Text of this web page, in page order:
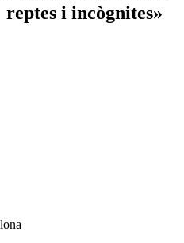
i incògnites»